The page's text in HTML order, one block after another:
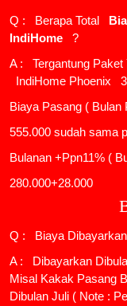
Q : Berapa Total
IndiHome
?
A : Tergantung Paket
IndiHome Phoenix
Biaya Pasang ( Bulan
555.000 sudah sama
Bulanan +Ppn11% (
280.000+28.000
Q : Biaya
A : Dibayarkan
Misal Kakak Pasang
Dibulan Juli ( Note :